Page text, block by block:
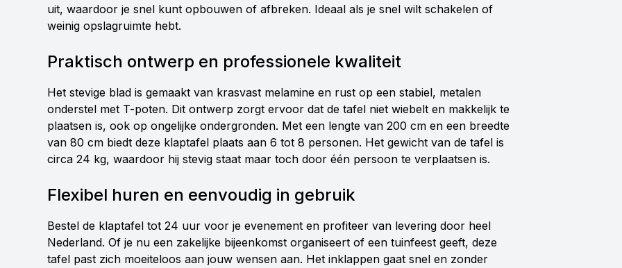
uit, waardoor je snel kunt opbouwen of afbreken. Ideaal als je snel wilt schakelen of
weinig opslagruimte hebt.
Praktisch ontwerp en professionele kwaliteit
Het stevige blad is gemaakt van krasvast melamine en rust op een stabiel, metalen
onderstel met T-poten. Dit ontwerp zorgt ervoor dat de tafel niet wiebelt en makkelijk te
plaatsen is, ook op ongelijke ondergronden. Met een lengte van 200 cm en een breedte
van 80 cm biedt deze klaptafel plaats aan 6 tot 8 personen. Het gewicht van de tafel is
circa 24 kg, waardoor hij stevig staat maar toch door één persoon te verplaatsen is.
Flexibel huren en eenvoudig in gebruik
Bestel de klaptafel tot 24 uur voor je evenement en profiteer van levering door heel
Nederland. Of je nu een zakelijke bijeenkomst organiseert of een tuinfeest geeft, deze
tafel past zich moeiteloos aan jouw wensen aan. Het inklappen gaat snel en zonder